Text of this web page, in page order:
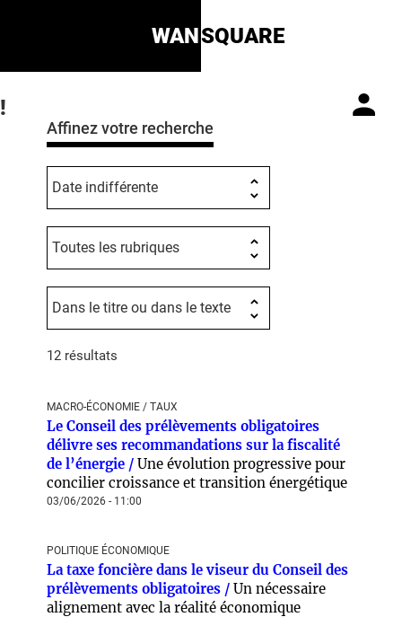
WANSQUARE
!
Affinez votre recherche
12 résultats
MACRO-ÉCONOMIE / TAUX
Le Conseil des prélèvements obligatoires
délivre ses recommandations sur la fiscalité
de l’énergie / Une évolution progressive pour
concilier croissance et transition énergétique
03/06/2026 - 11:00
POLITIQUE ÉCONOMIQUE
La taxe foncière dans le viseur du Conseil des
prélèvements obligatoires / Un nécessaire
alignement avec la réalité économique